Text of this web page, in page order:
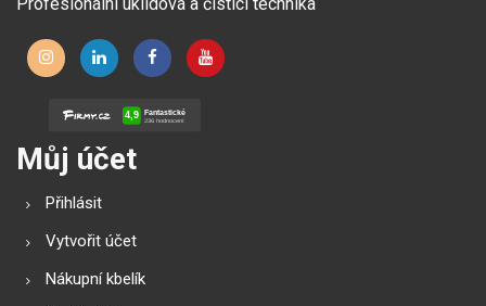
Můj účet
Přihlásit
Vytvořit účet
Nákupní kbelík